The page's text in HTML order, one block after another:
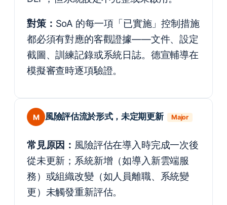
對策： SoA 的每一項「已實施」控制措施
都必須有對應的客觀證據——文件、設定
截圖、訓練記錄或系統日誌。德宣輔導在
模擬審查時逐項驗證。
M 風險評估流於形式，未定期更新 Major
常見原因： 風險評估在導入時完成一次後
從未更新；系統新增（如導入新雲端服
務）或組織改變（如人員離職、系統變
更）未觸發重新評估。